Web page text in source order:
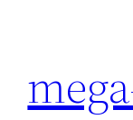
conteúdo